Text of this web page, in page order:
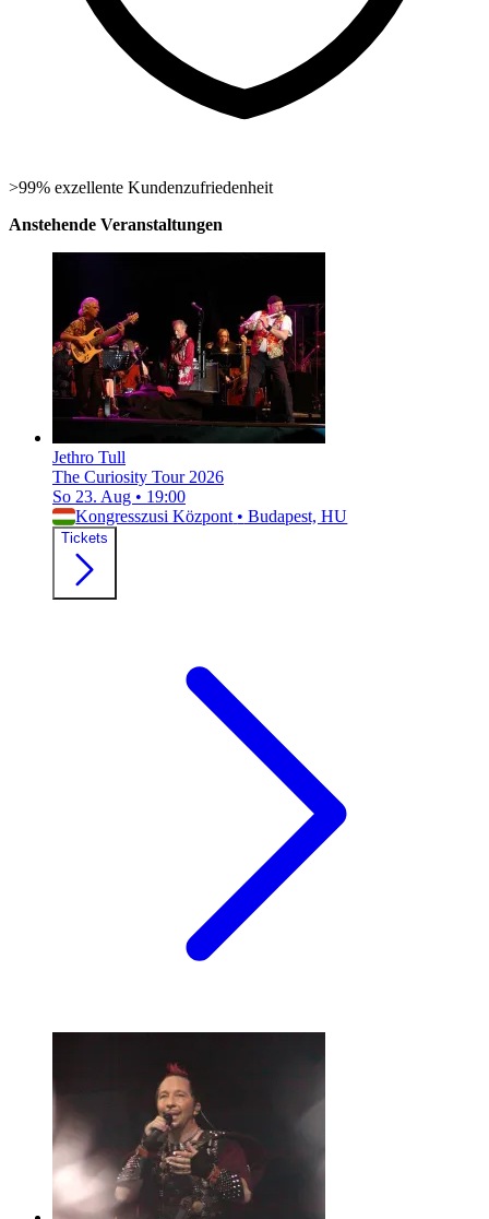
>99% exzellente Kundenzufriedenheit
Anstehende Veranstaltungen
Jethro Tull
The Curiosity Tour 2026
So 23. Aug • 19:00
Kongresszusi Központ • Budapest, HU
Tickets